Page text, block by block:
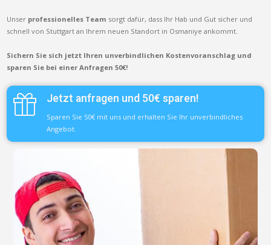
Unser professionelles Team sorgt dafür, dass Ihr Hab und Gut sicher und
schnell von Stuttgart an Ihrem neuen Standort in Osmaniye ankommt.
Sichern Sie sich jetzt Ihren unverbindlichen Kostenvoranschlag und
sparen Sie bei einer Anfragen 50€!
Jetzt anfragen und 50€ sparen!
Sparen Sie 50€ mit uns und erhalten Sie Ihr unverbindliches
Angebot.